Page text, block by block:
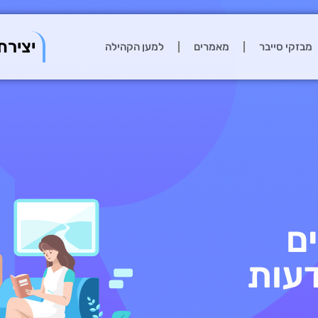
מבזקי סייבר מאמרים למען הקהילה